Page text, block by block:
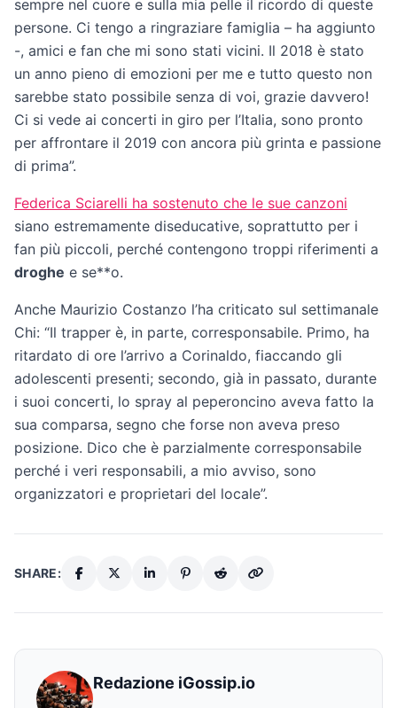
sempre nel cuore e sulla mia pelle il ricordo di queste
persone. Ci tengo a ringraziare famiglia – ha aggiunto
-, amici e fan che mi sono stati vicini. Il 2018 è stato
un anno pieno di emozioni per me e tutto questo non
sarebbe stato possibile senza di voi, grazie davvero!
Ci si vede ai concerti in giro per l’Italia, sono pronto
per affrontare il 2019 con ancora più grinta e passione
di prima”.
Federica Sciarelli ha sostenuto che le sue canzoni
siano estremamente diseducative, soprattutto per i
fan più piccoli, perché contengono troppi riferimenti a
droghe e se**o.
Anche Maurizio Costanzo l’ha criticato sul settimanale
Chi: “Il trapper è, in parte, corresponsabile. Primo, ha
ritardato di ore l’arrivo a Corinaldo, fiaccando gli
adolescenti presenti; secondo, già in passato, durante
i suoi concerti, lo spray al peperoncino aveva fatto la
sua comparsa, segno che forse non aveva preso
posizione. Dico che è parzialmente corresponsabile
perché i veri responsabili, a mio avviso, sono
organizzatori e proprietari del locale”.
SHARE:
Redazione iGossip.io